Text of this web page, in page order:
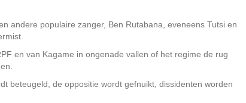
andere populaire zanger, Ben Rutabana, eveneens Tutsi en
en van Kagame in ongenade vallen of het regime de rug
beteugeld, de oppositie wordt gefnuikt, dissidenten worden